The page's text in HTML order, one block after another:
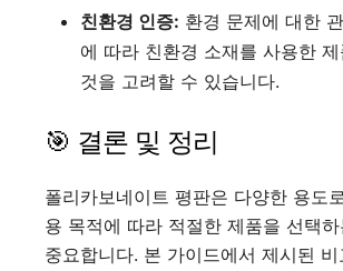
친환경 인증: 환경 문제에 대한
에 따라 친환경 소재를 사용한
것을 고려할 수 있습니다.
🎯 결론 및 정리
폴리카보네이트 평판은 다양한 용도
용 목적에 따라 적절한 제품을 선택
중요합니다. 본 가이드에서 제시된